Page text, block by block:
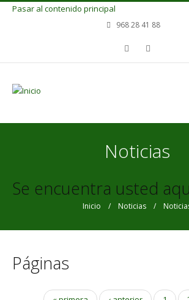
Pasar al contenido principal
968 28 41 88
Noticias
Se encuentra usted
Inicio / Noticias /
Páginas